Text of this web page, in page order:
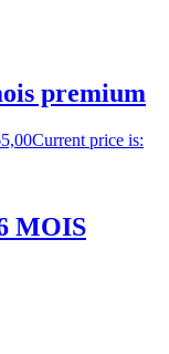
premium
Current price is:
MOIS